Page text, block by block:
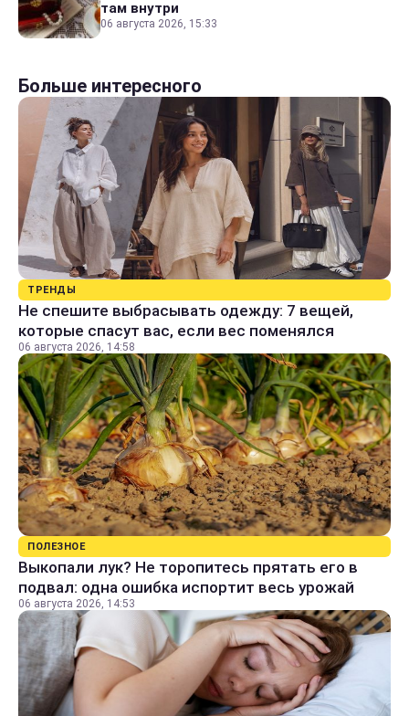
там внутри
06 августа 2026, 15:33
Больше интересного
ТРЕНДЫ
Не спешите выбрасывать одежду: 7 вещей,
которые спасут вас, если вес поменялся
06 августа 2026, 14:58
ПОЛЕЗНОЕ
Выкопали лук? Не торопитесь прятать его в
подвал: одна ошибка испортит весь урожай
06 августа 2026, 14:53